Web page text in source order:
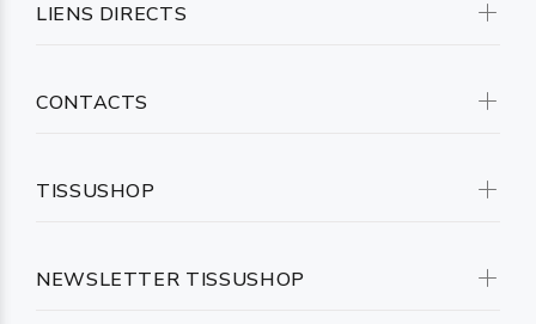
NEWSLETTER TISSUSHOP
LIENS DIRECTS
CONTACTS
TISSUSHOP